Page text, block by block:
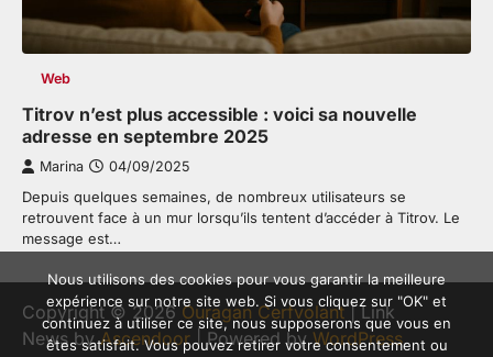
Web
Titrov n’est plus accessible : voici sa nouvelle
adresse en septembre 2025
Marina 04/09/2025
Depuis quelques semaines, de nombreux utilisateurs se
retrouvent face à un mur lorsqu’ils tentent d’accéder à Titrov. Le
message est…
Copyright © 2026Ouragan Cerfvolant| Link
News byAscendoor| Powered byWordPress.
Nous utilisons des cookies pour vous garantir la meilleure
expérience sur notre site web. Si vous cliquez sur "OK" et
continuez à utiliser ce site, nous supposerons que vous en
êtes satisfait. Vous pouvez retirer votre consentement ou